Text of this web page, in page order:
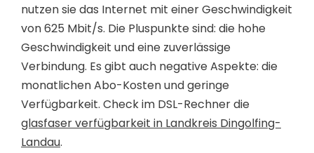
nutzen sie das Internet mit einer Geschwindigkeit
von 625 Mbit/s. Die Pluspunkte sind: die hohe
Geschwindigkeit und eine zuverlässige
Verbindung. Es gibt auch negative Aspekte: die
monatlichen Abo-Kosten und geringe
Verfügbarkeit. Check im DSL-Rechner die
glasfaser verfügbarkeit in Landkreis Dingolfing-
Landau.